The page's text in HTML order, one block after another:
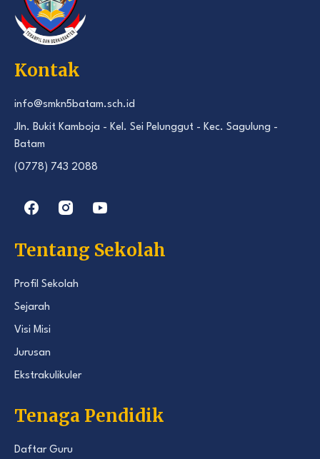
Kontak
info@smkn5batam.sch.id
Jln. Bukit Kamboja - Kel. Sei Pelunggut - Kec. Sagulung -
Batam
(0778) 743 2088
Tentang Sekolah
Profil Sekolah
Sejarah
Visi Misi
Jurusan
Ekstrakulikuler
Tenaga Pendidik
Daftar Guru